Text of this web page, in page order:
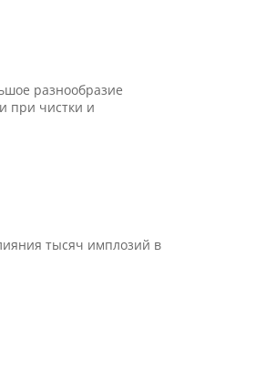
разнообразие
при чистки и
тысяч имплозий в